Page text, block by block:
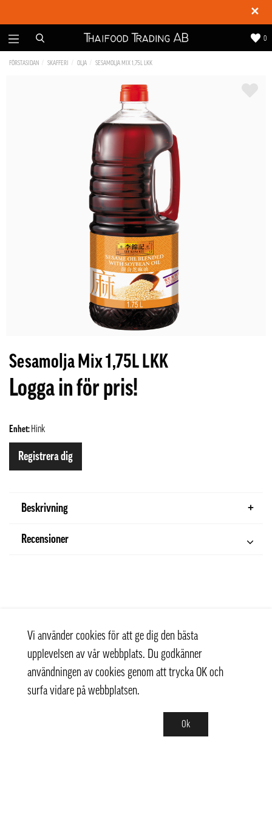
✕
0
FÖRSTASIDAN SKAFFERI OLJA SESAMOLJA MIX 1,75L LKK
Sesamolja Mix 1,75L LKK
Logga in för pris!
Enhet: Hink
Registrera dig
Beskrivning
Recensioner
Vi använder cookies för att ge dig den bästa
upplevelsen av vår webbplats. Du godkänner
användningen av cookies genom att trycka OK och
surfa vidare på webbplatsen.
Ok